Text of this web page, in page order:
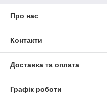
Про нас
Контакти
Доставка та оплата
Графік роботи